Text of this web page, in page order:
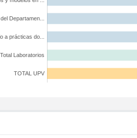
TOTAL UPV
Total Laboratorios
a prácticas do...
Departamen...